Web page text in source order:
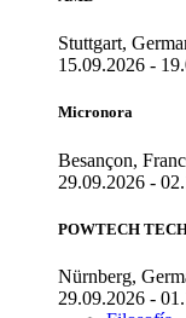
Stuttgart,
15.09.2026 -
Micronora
Besançon,
29.09.2026 -
POWTECH
Nürnberg,
29.09.2026 -